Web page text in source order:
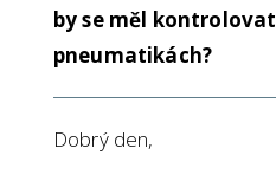
by se měl
pneumatikách?
Dobrý den,